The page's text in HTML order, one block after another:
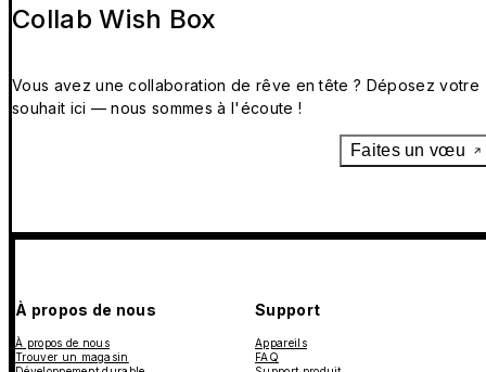
Collab Wish Box
Vous avez une collaboration de rêve en tête ? Déposez votre
souhait ici — nous sommes à l'écoute !
Faites un vœu
À propos de nous
À propos de nous
Trouver un magasin
Support
Appareils
FAQ